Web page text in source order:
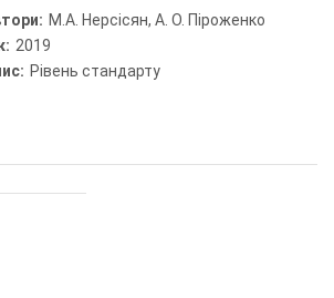
М.А. Нерсісян, А. О. Піроженко
2019
Рівень стандарту